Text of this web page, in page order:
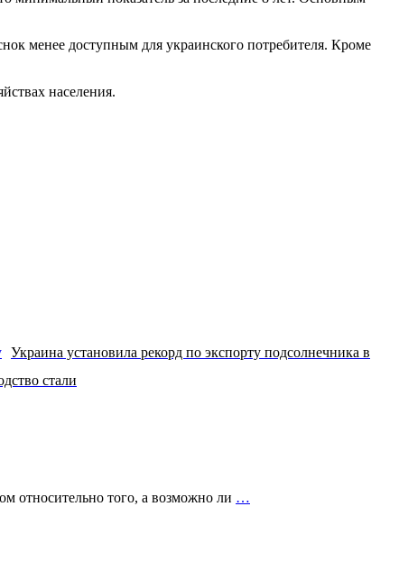
менее доступным для украинского потребителя. Кроме
населения.
Украина установила рекорд по экспорту подсолнечника в
стали
относительно того, а возможно ли …